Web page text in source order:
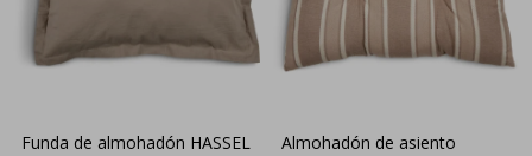
Funda de almohadón HASSEL
Almohadón de asiento